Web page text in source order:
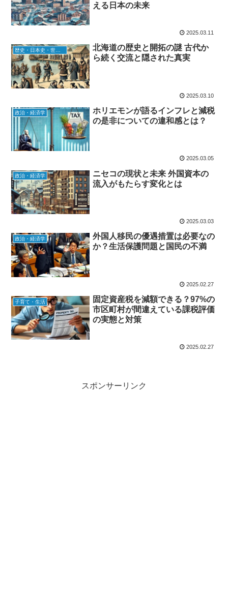
える日本の未来
2025.03.11
歴史・日本史・世界史
北海道の歴史と開拓の謎 古代か
ら続く交流と隠された真実
2025.03.10
政治・経済学
ホリエモンが語るインフレと減税
の是非についての違和感とは？
2025.03.05
政治・経済学
ニセコの現状と未来 外国資本の
流入がもたらす変化とは
2025.03.03
政治・経済学
外国人移民の優遇措置は必要なの
か？生活保護問題と国民の不満
2025.02.27
子育て・生活
固定資産税を減額できる？97%の
市区町村が間違えている課税評価
の実態と対策
2025.02.27
スポンサーリンク